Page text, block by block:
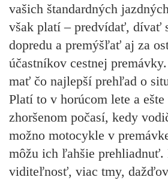
vašich štandardných
však platí – predvídať, dívať
dopredu a premýšľať aj za
účastníkov cestnej
mať čo najlepší prehľad o
Platí to v horúcom lete a
zhoršenom počasí, kedy
možno motocykle v
môžu ich ľahšie prehliadnuť.
viditeľnosť, viac tmy,